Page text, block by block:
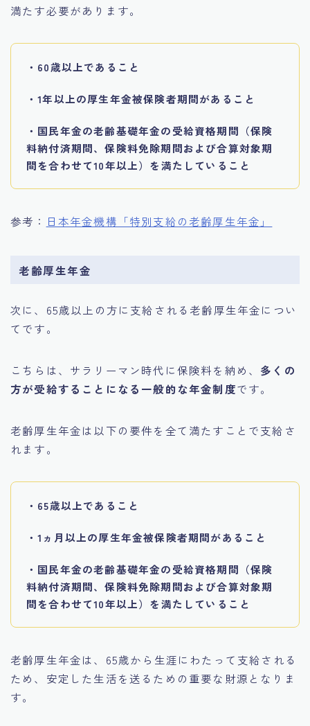
満たす必要があります。
・60歳以上であること
・1年以上の厚生年金被保険者期間があること
・国民年金の老齢基礎年金の受給資格期間（保険
料納付済期間、保険料免除期間および合算対象期
間を合わせて10年以上）を満たしていること
参考： 日本年金機構「特別支給の老齢厚生年金」
老齢厚生年金
次に、65歳以上の方に支給される老齢厚生年金につい
てです。
こちらは、サラリーマン時代に保険料を納め、 多くの
方が受給することになる一般的な年金制度です。
老齢厚生年金は以下の要件を全て満たすことで支給さ
れます。
・65歳以上であること
・1ヵ月以上の厚生年金被保険者期間があること
・国民年金の老齢基礎年金の受給資格期間（保険
料納付済期間、保険料免除期間および合算対象期
間を合わせて10年以上）を満たしていること
老齢厚生年金は、65歳から生涯にわたって支給される
ため、安定した生活を送るための重要な財源となりま
す。